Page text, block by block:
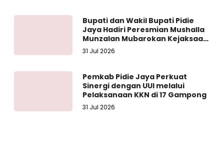
Bupati dan Wakil Bupati Pidie
Jaya Hadiri Peresmian Mushalla
Munzalan Mubarokan Kejaksaan
Negeri Pidie Jaya
31 Jul 2026
Pemkab Pidie Jaya Perkuat
Sinergi dengan UUI melalui
Pelaksanaan KKN di 17 Gampong
31 Jul 2026